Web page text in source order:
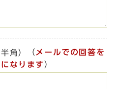
角） （ メールでの回答を
なります ）